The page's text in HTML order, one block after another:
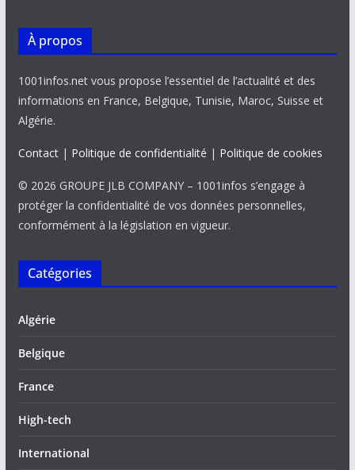
À propos
1001infos.net vous propose l’essentiel de l’actualité et des
informations en France, Belgique, Tunisie, Maroc, Suisse et
Algérie.
Contact| Politique de confidentialité | Politique de cookies
© 2026 GROUPE JLB COMPANY – 1001infos s’engage à
protéger la confidentialité de vos données personnelles,
conformément à la législation en vigueur.
Catégories
Algérie
Belgique
France
High-tech
International